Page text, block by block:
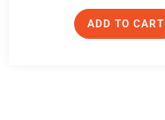
ADD TO CART